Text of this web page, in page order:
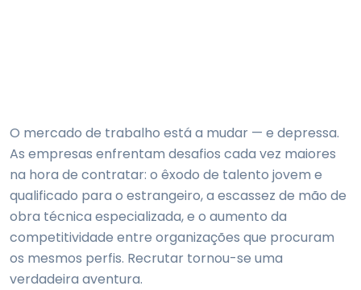
O mercado de trabalho está a mudar — e depressa.
As empresas enfrentam desafios cada vez maiores
na hora de contratar: o êxodo de talento jovem e
qualificado para o estrangeiro, a escassez de mão de
obra técnica especializada, e o aumento da
competitividade entre organizações que procuram
os mesmos perfis. Recrutar tornou-se uma
verdadeira aventura.